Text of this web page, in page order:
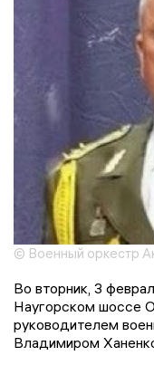
© Военный оркестр
Во вторник, 3
Наугорском шоссе
руководителем
Владимиром